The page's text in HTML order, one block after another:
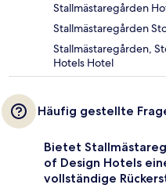
Stallmästaregården
Stallmästaregården
Stallmästaregården,
Hotels Hotel
Häufig gestellte
Bietet
of Design Hotels
vollständige